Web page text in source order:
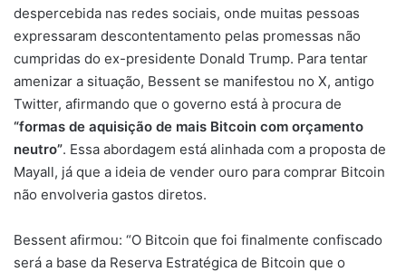
despercebida nas redes sociais, onde muitas pessoas
expressaram descontentamento pelas promessas não
cumpridas do ex-presidente Donald Trump. Para tentar
amenizar a situação, Bessent se manifestou no X, antigo
Twitter, afirmando que o governo está à procura de
“formas de aquisição de mais Bitcoin com orçamento
neutro”. Essa abordagem está alinhada com a proposta de
Mayall, já que a ideia de vender ouro para comprar Bitcoin
não envolveria gastos diretos.
Bessent afirmou: “O Bitcoin que foi finalmente confiscado
será a base da Reserva Estratégica de Bitcoin que o